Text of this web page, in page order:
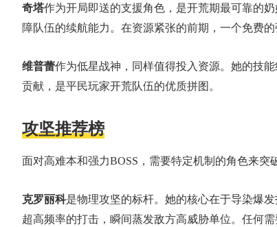
奇塔作为开局即送的支援角色，是开荒期最可靠的
障队伍的续航能力。在资源紧张的前期，一个免费
维普蕾作为低星战神，同样值得投入资源。她的技
贡献，是平民玩家开荒队伍的优质拼图。
攻坚推荐榜
面对高难本和强力BOSS，需要特定机制的角色来突
克罗丽科是物理攻坚的标杆。她的核心在于导染爆
超高频率的打击，瞬间蒸发敌方高威胁单位。任何
正惊漫谈：从MU开始，为
什么网游翅膀成了"躲不掉